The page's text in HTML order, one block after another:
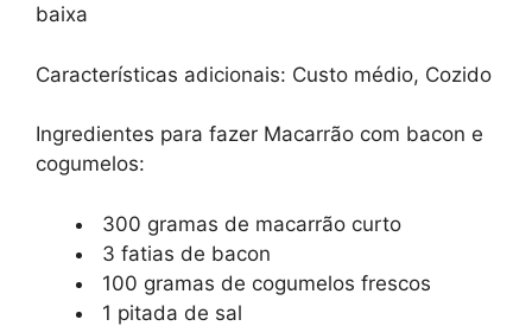
baixa
Características adicionais: Custo médio, Cozido
Ingredientes para fazer Macarrão com bacon e
cogumelos:
300 gramas de macarrão curto
3 fatias de bacon
100 gramas de cogumelos frescos
1 pitada de sal